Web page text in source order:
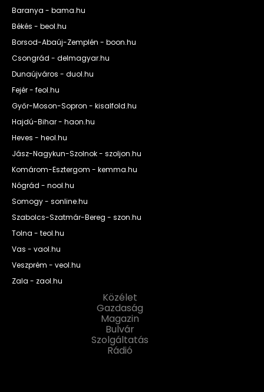
Baranya - bama.hu
Békés - beol.hu
Borsod-Abaúj-Zemplén - boon.hu
Csongrád - delmagyar.hu
Dunaújváros - duol.hu
Fejér - feol.hu
Győr-Moson-Sopron - kisalfold.hu
Hajdú-Bihar - haon.hu
Heves - heol.hu
Jász-Nagykun-Szolnok - szoljon.hu
Komárom-Esztergom - kemma.hu
Nógrád - nool.hu
Somogy - sonline.hu
Szabolcs-Szatmár-Bereg - szon.hu
Tolna - teol.hu
Vas - vaol.hu
Veszprém - veol.hu
Zala - zaol.hu
Közélet
Gazdaság
Magazin
Bulvár
Szolgáltatás
Rádió